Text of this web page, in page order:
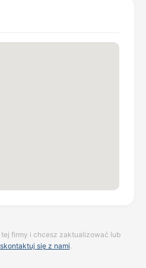
tej firmy i chcesz zaktualizować lub
skontaktuj się z nami.